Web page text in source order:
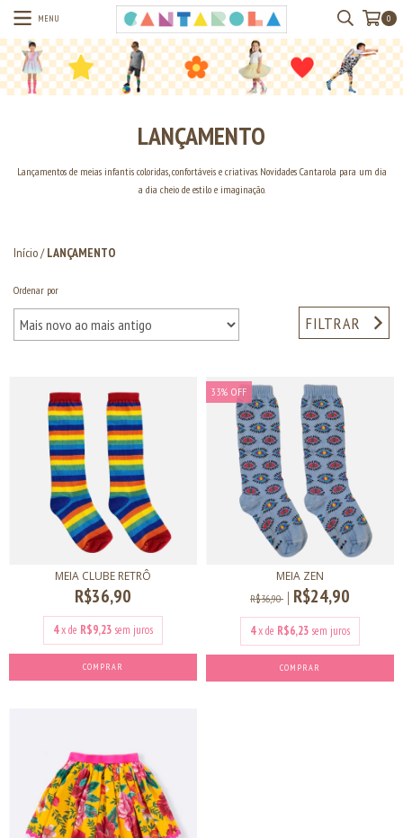
MENU 0
LANÇAMENTO
Lançamentos de meias infantis coloridas, confortáveis e criativas. Novidades Cantarola para um dia
a dia cheio de estilo e imaginação.
Início/ LANÇAMENTO
Ordenar por
FILTRAR
MEIA CLUBE RETRÔ
R$36,90
4x de R$9,23 sem juros
COMPRAR
33% OFF
MEIA ZEN
R$36,90 R$24,90
4x de R$6,23 sem juros
COMPRAR